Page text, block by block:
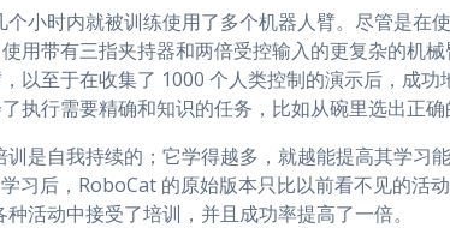
个小时内就被训练使用了多个机器人臂。尽管是在
用带有三指夹持器和两倍受控输入的更复杂的机
以至于在收集了 1000 个人类控制的演示后，成
执行需要精确和知识的任务，比如从碗里选出正确
训是自我持续的；它学得越多，就越能提高其学习
习后，RoboCat 的原始版本只比以前看不见的活
活动中接受了培训，并且成功率提高了一倍。